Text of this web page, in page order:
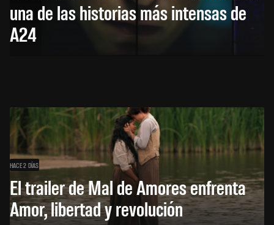
una de las historias más intensas de
A24
HACE 2 DÍAS
El trailer de Mal de Amores enfrenta
Amor, libertad y revolución